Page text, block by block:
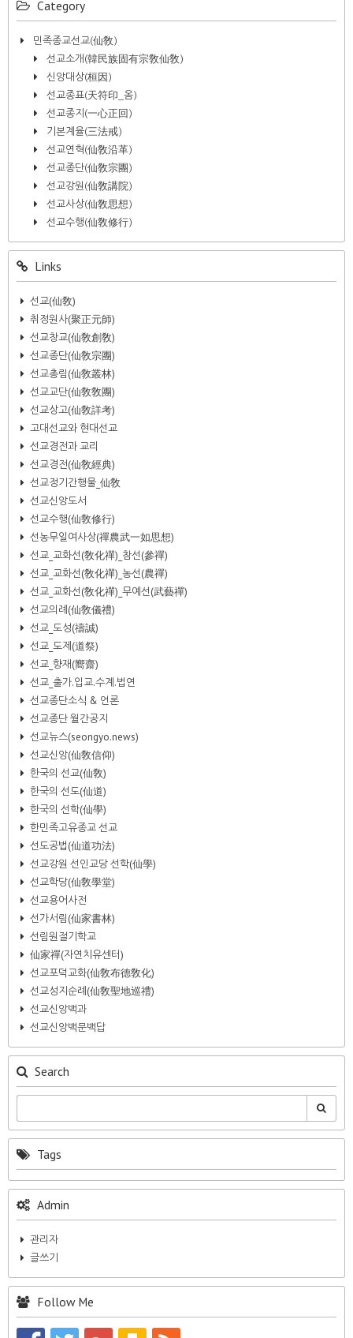
Category
민족종교선교(仙敎)
선교소개(韓民族固有宗敎仙敎)
신앙대상(桓因)
선교종표(天符印_옴)
선교종지(一心正回)
기본계율(三法戒)
선교연혁(仙敎沿革)
선교종단(仙敎宗團)
선교강원(仙敎講院)
선교사상(仙敎思想)
선교수행(仙敎修行)
Links
선교(仙敎)
취정원사(聚正元師)
선교창교(仙敎創敎)
선교종단(仙敎宗團)
선교총림(仙敎叢林)
선교교단(仙敎敎團)
선교상고(仙敎詳考)
고대선교와 현대선교
선교경전과 교리
선교경전(仙敎經典)
선교정기간행물_仙敎
선교신앙도서
선교수행(仙敎修行)
선농무일여사상(禪農武一如思想)
선교_교화선(敎化禪)_참선(參禪)
선교_교화선(敎化禪)_농선(農禪)
선교_교화선(敎化禪)_무예선(武藝禪)
선교의례(仙敎儀禮)
선교_도성(禱誠)
선교_도제(道祭)
선교_향재(嚮齋)
선교_출가.입교.수계.법연
선교종단소식 & 언론
선교종단 월간공지
선교뉴스(seongyo.news)
선교신앙(仙敎信仰)
한국의 선교(仙敎)
한국의 선도(仙道)
한국의 선학(仙學)
한민족고유종교 선교
선도공법(仙道功法)
선교강원 선인교당 선학(仙學)
선교학당(仙敎學堂)
선교용어사전
선가서림(仙家書林)
선림원절기학교
仙家禪(자연치유센터)
선교포덕교화(仙敎布德敎化)
선교성지순례(仙敎聖地巡禮)
선교신앙백과
선교신앙백문백답
Search
Tags
Admin
관리자
글쓰기
Follow Me